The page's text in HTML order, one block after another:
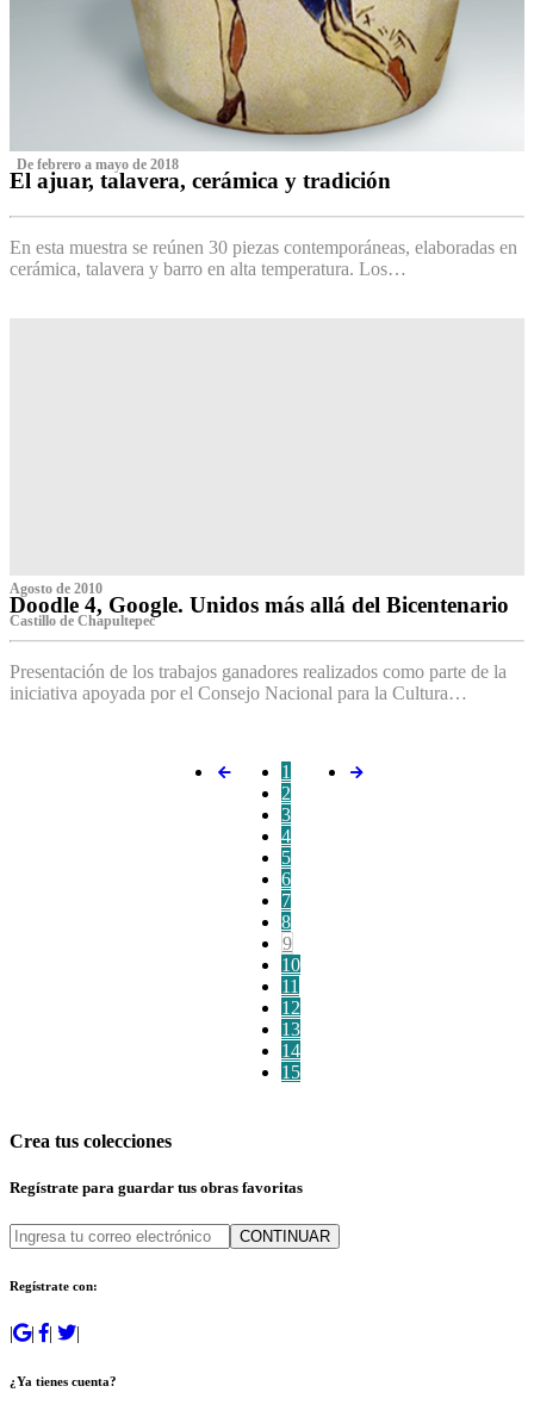
‌ De febrero a mayo de 2018
El ajuar, talavera, cerámica y tradición
En esta muestra se reúnen 30 piezas contemporáneas, elaboradas en
cerámica, talavera y barro en alta temperatura. Los…
Agosto de 2010
Doodle 4, Google. Unidos más allá del Bicentenario
Castillo de Chapultepec
Presentación de los trabajos ganadores realizados como parte de la
iniciativa apoyada por el Consejo Nacional para la Cultura…
1
2
3
4
5
6
7
8
9
10
11
12
13
14
15
Crea tus colecciones
Regístrate para guardar tus obras favoritas
CONTINUAR
Regístrate con:
| | | |
¿Ya tienes cuenta?